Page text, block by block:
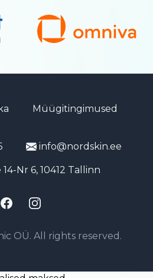
Müügitingimused
info@nordskin.ee
Nr 6, 10412 Tallinn
FacebookInstagram
OÜ. All rights reserved.